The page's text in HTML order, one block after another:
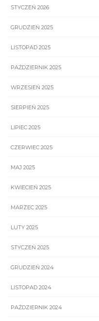
STYCZEŃ 2026
GRUDZIEŃ 2025
LISTOPAD 2025
PAŹDZIERNIK 2025
WRZESIEŃ 2025
SIERPIEŃ 2025
LIPIEC 2025
CZERWIEC 2025
MAJ 2025
KWIECIEŃ 2025
MARZEC 2025
LUTY 2025
STYCZEŃ 2025
GRUDZIEŃ 2024
LISTOPAD 2024
PAŹDZIERNIK 2024